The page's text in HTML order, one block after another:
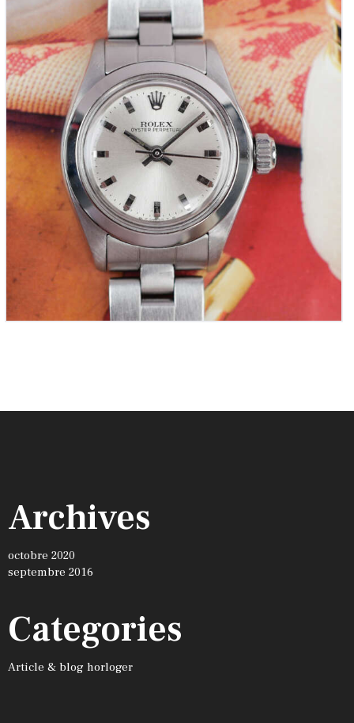
ROLEX « Mini-Oyster Perpetual » en Acier – Réf.
6718 (Vintage 1977)
3,200 00€
Archives
octobre 2020
septembre 2016
Categories
Article & blog horloger